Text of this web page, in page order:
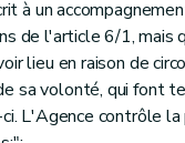
à un
de l'article 6/1, mais
lieu en raison de
sa volonté, qui font
L'Agence contrôle